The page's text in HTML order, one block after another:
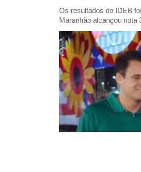
Os resultados do IDEB
Maranhão alcançou nota